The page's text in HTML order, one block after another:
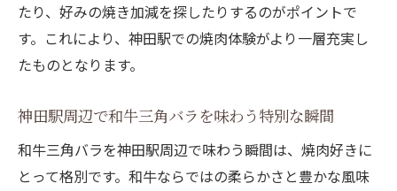
たり、好みの焼き加減を探したりするのがポイントで
す。これにより、神田駅での焼肉体験がより一層充実し
たものとなります。
神田駅周辺で和牛三角バラを味わう特別な瞬間
和牛三角バラを神田駅周辺で味わう瞬間は、焼肉好きに
とって格別です。和牛ならではの柔らかさと豊かな風味